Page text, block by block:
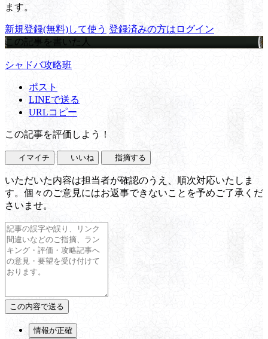
ます。
新規登録(無料)して使う 登録済みの方はログイン
この記事を書いた人
シャドバ攻略班
ポスト
LINEで送る
URLコピー
この記事を評価しよう！
イマイチ いいね 指摘する
いただいた内容は担当者が確認のうえ、順次対応いたしま
す。個々のご意見にはお返事できないことを予めご了承くだ
さいませ。
情報が正確